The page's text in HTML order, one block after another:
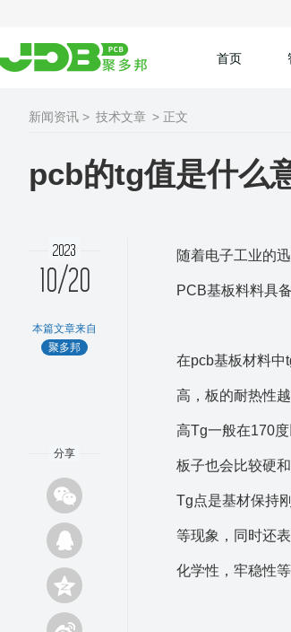
首页
新闻资讯 > 技术文章 > 正文
pcb的tg值是什么
2023
10/20
本篇文章来自
聚多邦
分享
随着电子工业的
PCB基板料料具
在pcb基板材料中
高，板的耐热性
高Tg一般在170
板子也会比较硬
Tg点是基材保持
等现象，同时还
化学性，牢稳性